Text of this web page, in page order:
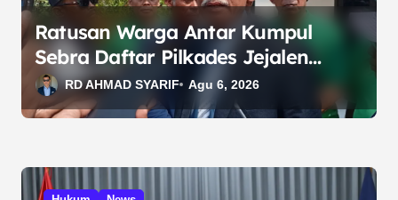
Ratusan Warga Antar Kumpul
Sebra Daftar Pilkades Jejalen
Jaya, Serukan Pemilu Damai
RD AHMAD SYARIF Agu 6, 2026